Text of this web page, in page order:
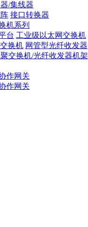
/集线器
接口转换器
机系列
台 工业级以太网交换机
换机 网管型光纤收发器
交换机/光纤收发器机架
作网关
作网关